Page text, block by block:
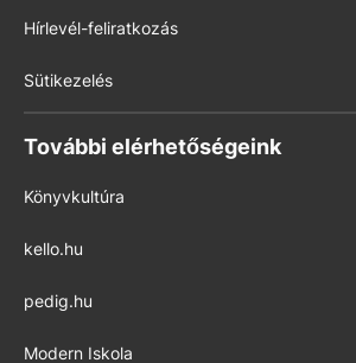
Hírlevél-feliratkozás
Sütikezelés
További elérhetőségeink
Könyvkultúra
kello.hu
pedig.hu
Modern Iskola